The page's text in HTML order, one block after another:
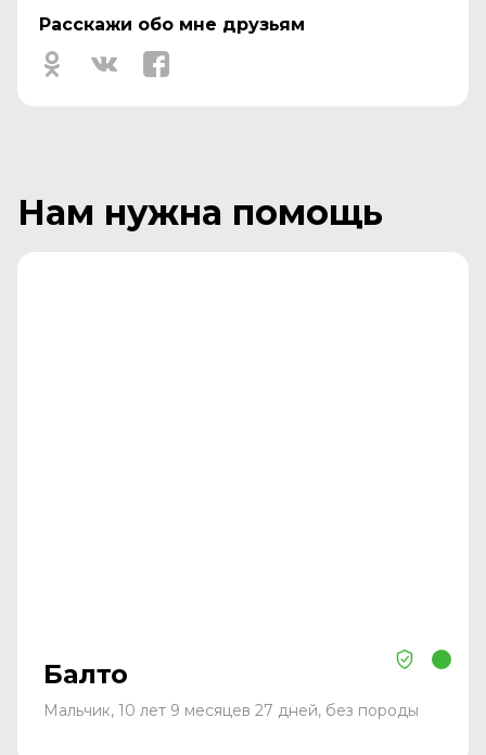
Расскажи обо мне друзьям
Нам нужна помощь
Балто
Мальчик, 10 лет 9 месяцев 27 дней, без породы